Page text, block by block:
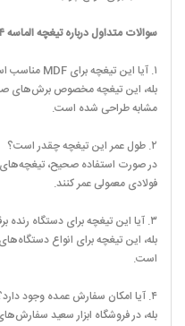
سوالات متداول درباره تیغچه الماسه ۱۴×۲×۳۰ درجه
۱. آیا این تیغچه برای MDF مناسب است؟
مشابه طراحی شده است.
۲. طول عمر این تیغچه چقدر است؟
در صورت استفاده صحیح، تیغچه‌های
فولادی معمولی عمر کنند.
۳. آیا این تیغچه برای دستگاه رنده برقی مناسب است؟
بله، این تیغچه برای انواع
است.
۴. آیا امکان سفارش عمده وجود دارد؟
بله، در فروشگاه ابزار سعید